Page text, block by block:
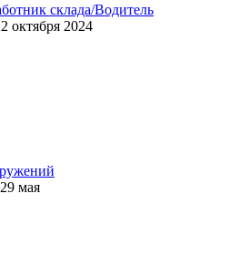
склада/Водитель
октября 2024
29 мая